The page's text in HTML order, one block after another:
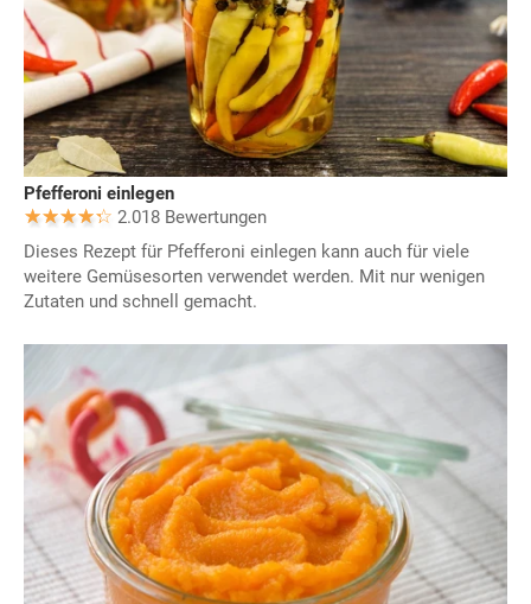
Pfefferoni einlegen
2.018 Bewertungen
Dieses Rezept für Pfefferoni einlegen kann auch für viele
weitere Gemüsesorten verwendet werden. Mit nur wenigen
Zutaten und schnell gemacht.